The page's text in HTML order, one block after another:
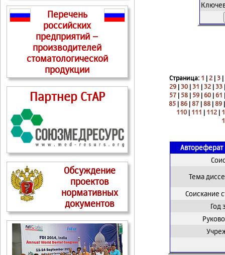
Перечень
российских
предприятий –
производителей
стоматологической
продукции
Партнер СтАР
Обсуждение
проектов
нормативных
документов
Страница: 1 | 2 |3 |
29 |30 |31 |32 |33
57 | 58 | 59 |60 |61
85 |86 |87 |88 |89
110 | 111 | 112 |
Автореферат
Тема
Соискание
Год